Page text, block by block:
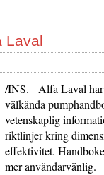
Laval
/INS. Alfa Laval har
välkända
vetenskaplig
riktlinjer kring
effektivitet.
mer användarvänlig.